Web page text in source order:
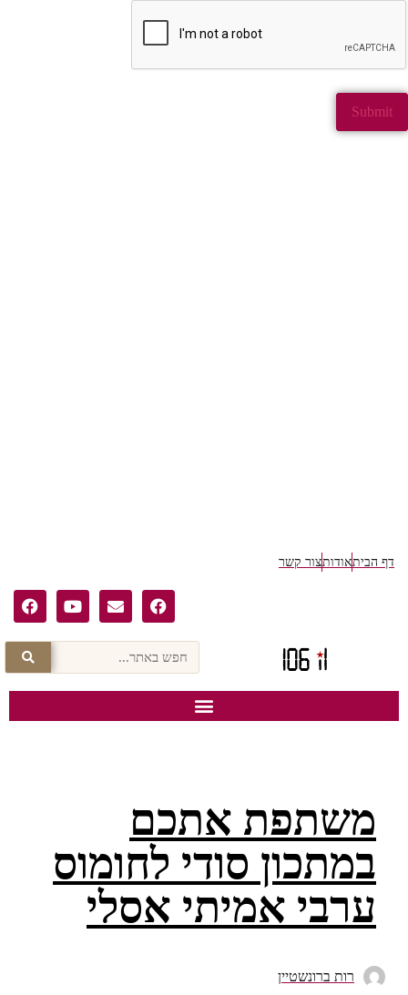
הביתאודותצור קשר
משתפת אתכם
במתכון סודי לחומוס
ערבי אמיתי אסלי
רות ברונשטיין